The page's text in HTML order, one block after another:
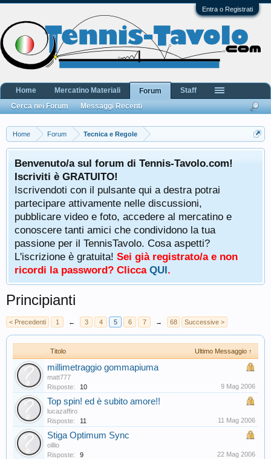
Entra o Registrati
Home Forum Tecnica e Regole
Benvenuto/a sul forum di Tennis-Tavolo.com!
Iscriviti è GRATUITO!
Iscrivendoti con il pulsante qui a destra potrai
partecipare attivamente nelle discussioni,
pubblicare video e foto, accedere al mercatino e
conoscere tanti amici che condividono la tua
passione per il TennisTavolo. Cosa aspetti?
L'iscrizione è gratuita! Sei già registrato/a e non
ricordi la password? Clicca QUI.
Principianti
< Precedenti 1 ← 3 4 5 6 7 → 68 Successive >
Titolo Ultimo Messaggio ↑
millimetraggio gommapiuma
matt777
Risposte:
10 9 Mag 2006
Top spin! ed è subito amore!!
lucazaffiro
Risposte:
11 11 Mag 2006
Stiga Optimum Sync
oillio
Risposte:
9 22 Mag 2006
Home Mercatino Materiali
Forum
Cerca nei Forum
Messaggi Recenti
Staff